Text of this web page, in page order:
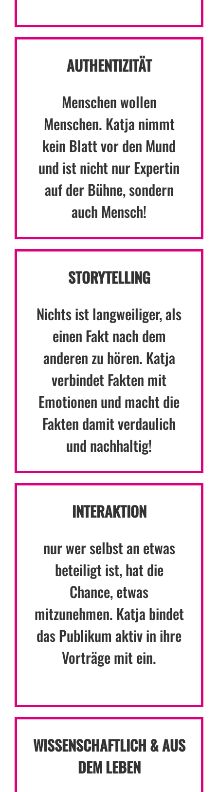
AUTHENTIZITÄT
Menschen wollen
Menschen. Katja nimmt
kein Blatt vor den Mund
und ist nicht nur Expertin
auf der Bühne, sondern
auch Mensch!
STORYTELLING
Nichts ist langweiliger, als
einen Fakt nach dem
anderen zu hören. Katja
verbindet Fakten mit
Emotionen und macht die
Fakten damit verdaulich
und nachhaltig!
INTERAKTION
nur wer selbst an etwas
beteiligt ist, hat die
Chance, etwas
mitzunehmen. Katja bindet
das Publikum aktiv in ihre
Vorträge mit ein.
WISSENSCHAFTLICH & AUS
DEM LEBEN